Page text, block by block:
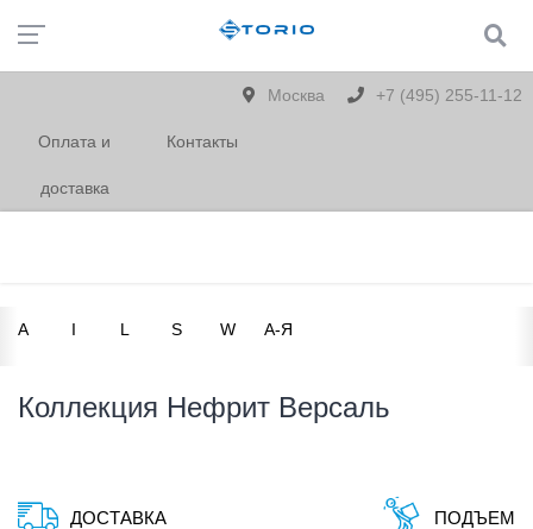
Москва +7 (495) 255-11-12
Оплата и
доставка
Контакты
A I L S W А-Я
Коллекция Нефрит Версаль
ДОСТАВКА ПОДЪЕМ